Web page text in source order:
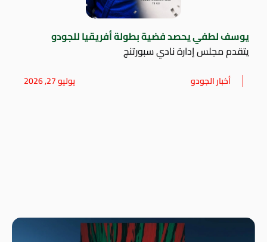
يوسف لطفي يحصد فضية بطولة أفريقيا للجودو
يتقدم مجلس إدارة نادي سبورتنج
أخبار الجودو يوليو 27, 2026